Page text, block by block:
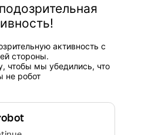
активность с
стороны.
чтобы мы убедились, что
не робот